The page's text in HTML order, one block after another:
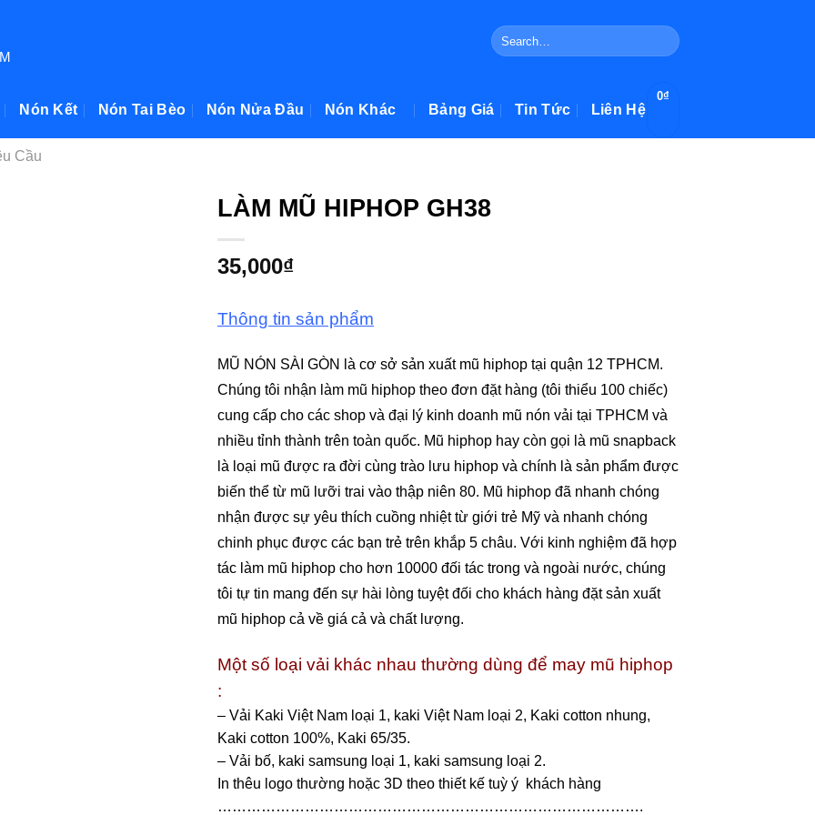
Search
for:
In Nón Nón Kết Nón Tai Bèo Nón Nửa Đầu Nón Khác Tin Tức Liên Hệ 0
Yêu Cầu
LÀM MŨ HIPHOP GH38
35,000
Chúng tôi nhận làm mũ hiphop theo đơn đặt hàng (tôi thiểu 100
chiếc) cung cấp cho các shop và đại lý kinh doanh mũ nón vải tại
TPHCM và nhiều tỉnh thành trên toàn quốc. Mũ hiphop hay còn gọi
là mũ snapback là loại mũ được ra đời cùng trào lưu hiphop và chính
là sản phẩm được biến thể từ mũ lưỡi trai vào thập niên 80. Mũ
hiphop đã nhanh chóng nhận được sự yêu thích cuồng nhiệt từ giới
trẻ Mỹ và nhanh chóng chinh phục được các bạn trẻ trên khắp 5
châu. Với kinh nghiệm đã hợp tác làm mũ hiphop cho hơn 10000 đối
tác trong và ngoài nước, chúng tôi tự tin mang đến sự hài lòng tuyệt
đối cho khách hàng đặt sản xuất mũ hiphop cả về giá cả và chất
lượng.
Một số loại vải khác nhau thường dùng để may mũ hiphop
:
– Vải Kaki Việt Nam loại 1, kaki Việt Nam loại 2, Kaki cotton nhung,
Kaki cotton 100%, Kaki 65/35.
– Vải bố, kaki samsung loại 1, kaki samsung loại 2.
In thêu logo thường hoặc 3D theo thiết kế tuỳ ý khách hàng
…………………………………………………………………………….